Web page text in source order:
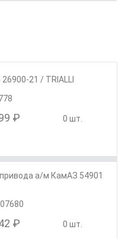
21 / TRIALLI
₽ 0 шт.
а/м КамАЗ 54901
₽ 0 шт.